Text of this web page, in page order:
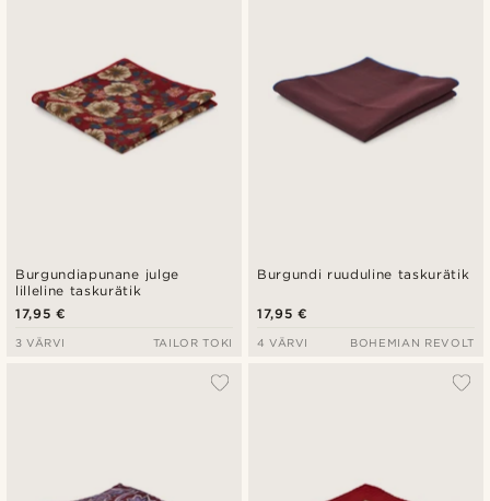
Burgundiapunane julge
lilleline taskurätik
17,95 €
3 VÄRVI TAILOR TOKI
Burgundi ruuduline taskurätik
17,95 €
4 VÄRVI BOHEMIAN REVOLT